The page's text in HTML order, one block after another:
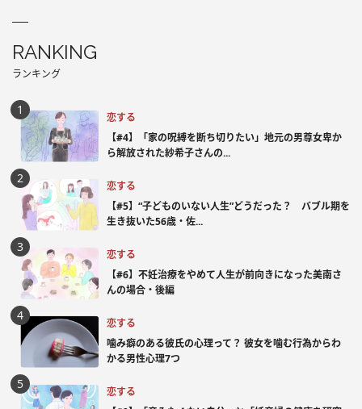
RANKING
ランキング
恋する
【#4】「家の呪縛を断ち切りたい」地元の男尊女卑か
ら解放された紗希子さんの...
恋する
【#5】“子どものいない人生”どうだった？ バブル期を
生き抜いた56歳・佐...
恋する
【#6】不妊治療をやめて人生が前向きになった美南さ
んの場合・後編
恋する
噛み癖のある彼氏の心理って？ 彼女を噛む行為からわ
かる男性心理7つ
恋する